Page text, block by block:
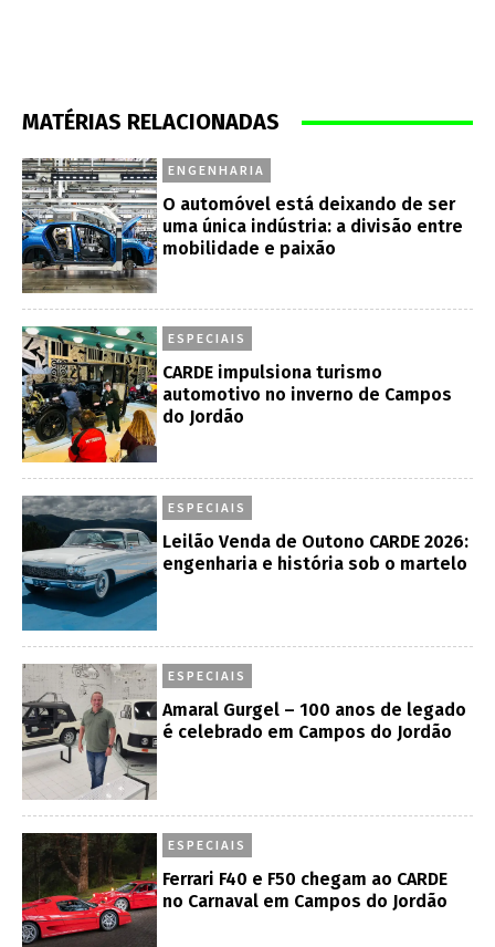
MATÉRIAS RELACIONADAS
ENGENHARIA
O automóvel está deixando de ser
uma única indústria: a divisão entre
mobilidade e paixão
ESPECIAIS
CARDE impulsiona turismo
automotivo no inverno de Campos
do Jordão
ESPECIAIS
Leilão Venda de Outono CARDE 2026:
engenharia e história sob o martelo
ESPECIAIS
Amaral Gurgel – 100 anos de legado
é celebrado em Campos do Jordão
ESPECIAIS
Ferrari F40 e F50 chegam ao CARDE
no Carnaval em Campos do Jordão